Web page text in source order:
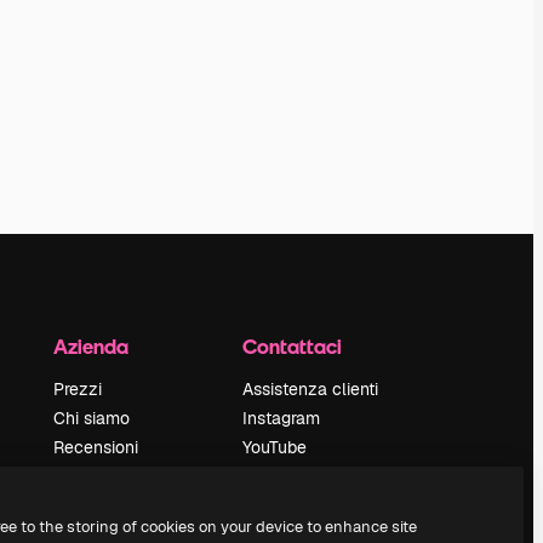
Azienda
Prezzi
Chi siamo
Recensioni
Blog
Contattaci
Assistenza clienti
Instagram
YouTube
Discord
to the storing of cookies on your device to enhance site